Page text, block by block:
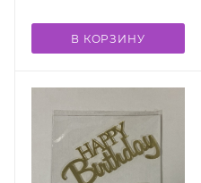
В КОРЗИНУ